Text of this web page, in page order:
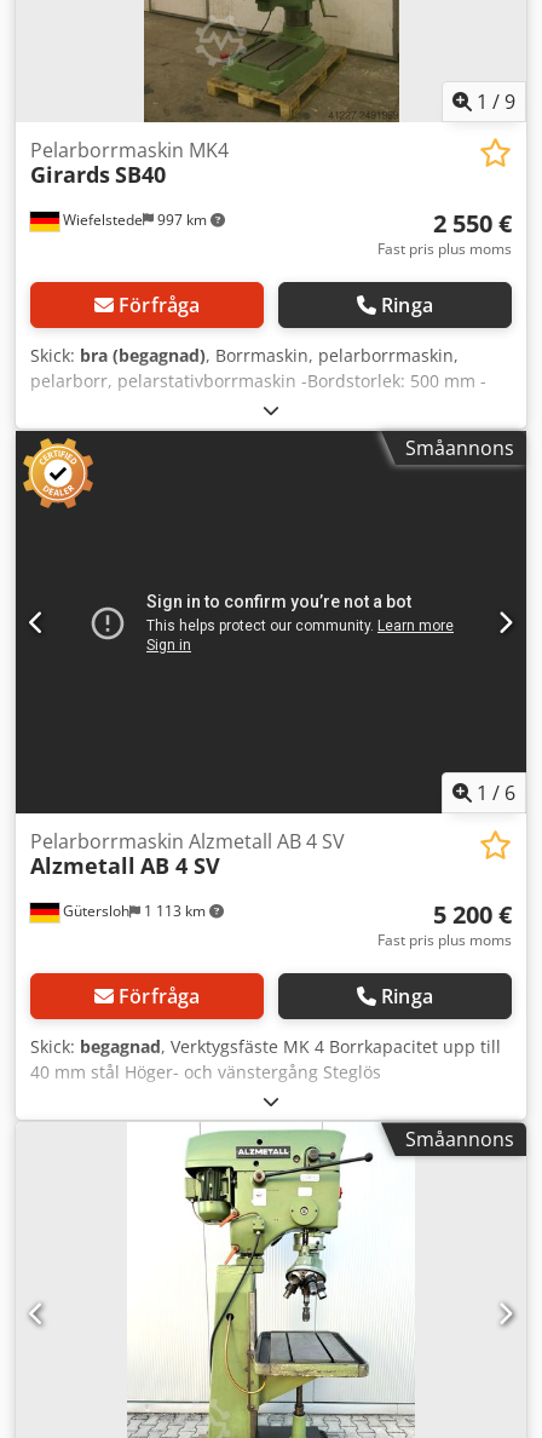
1 /9
Wiefelstede 997 km
Pelarborrmaskin MK4
GirardsSB40
2 550 €
Fast pris plus moms
Förfråga Ringa
Skick: bra (begagnad), Borrmaskin, pelarborrmaskin,
pelarborr, pelarstativborrmaskin -Bordstorlek: 500 mm -
Spindelanslutning: MK4 -Utliggning: 400 mm -Varvtal: 38–
750 varv/min -Matning: 0,08–0,13 mm/varv -Pelare: Ø 220
mm -Spindelslag: 235 mm -Växellåda: -Mått:
640/1020/H2730 mm Chedecpbwbopfx Ad Sja -Vikt: 965 kg
Småannons
1 / 6
Gütersloh 1 113 km
Pelarborrmaskin Alzmetall AB 4 SV
Alzmetall AB 4 SV
5 200 €
Fast pris plus moms
Förfråga Ringa
Skick: begagnad, Verktygsfäste MK 4 Borrkapacitet upp till
40 mm stål Höger- och vänstergång Steglös
varvtalsreglering med display Automatisk matning
Chsdszh Ivyjpfx Ad Soa
Småannons